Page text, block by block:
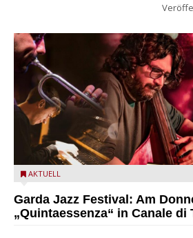
Das Ensemble Quintaessenza zu Gast
AKTUELL
Garda Jazz Festival: Am
„Quintaessenza“ in Canale di